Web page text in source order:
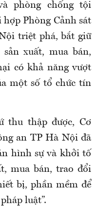
phòng chống tội
hợp Phòng Cảnh sát
triệt phá, bắt giữ
xuất, mua bán,
có khả năng vượt
một số tổ chức tín
thu thập được, Cơ
an TP Hà Nội đã
hình sự và khởi tố
mua bán, trao đổi
bị, phần mềm để
luật”.